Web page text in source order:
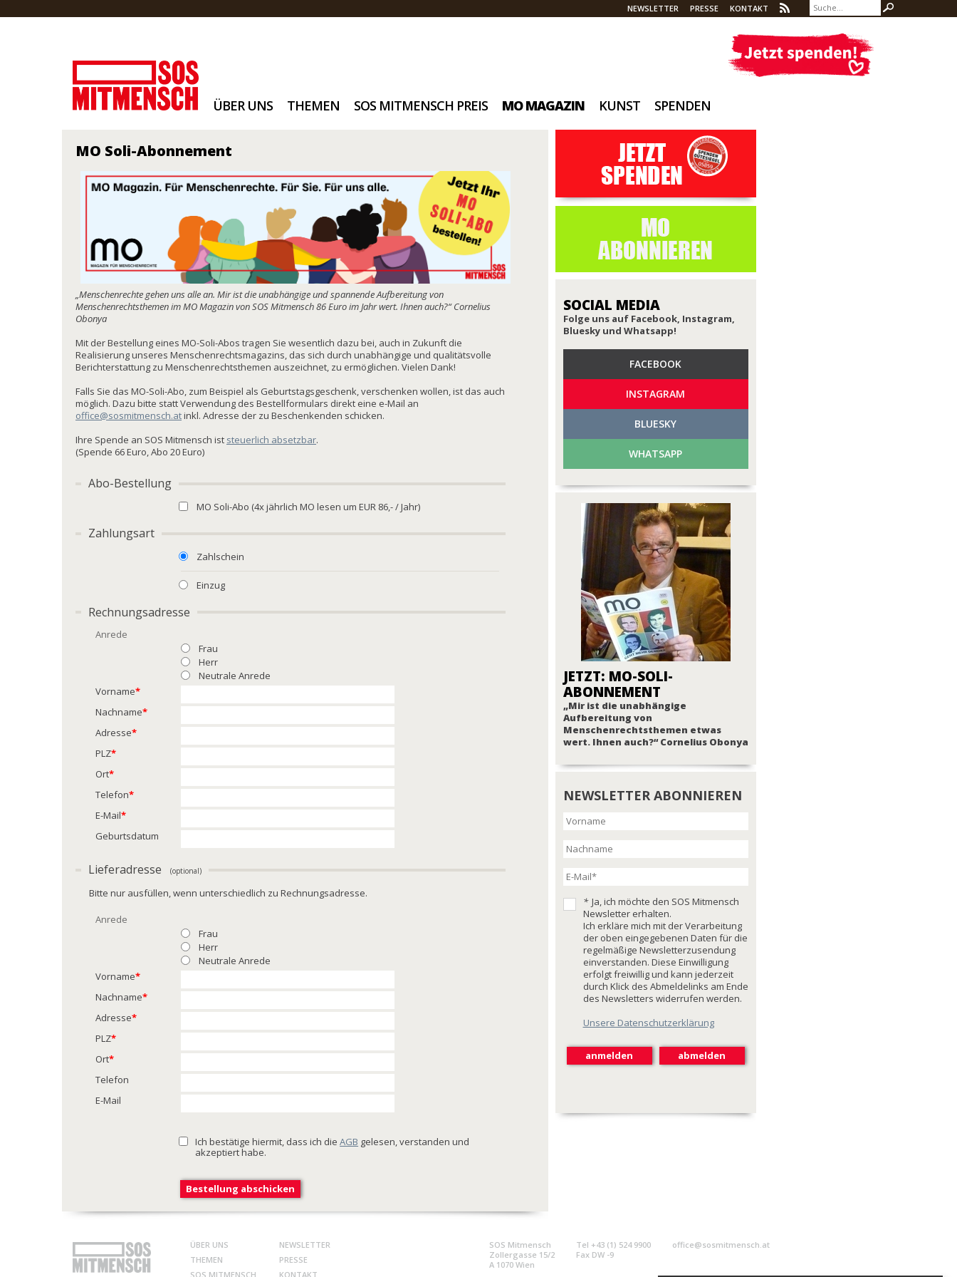
NEWSLETTER PRESSE KONTAKT
ÜBER UNS THEMEN SOS MITMENSCH PREIS MO MAGAZIN KUNST SPENDEN
MO Soli-Abonnement
„Menschenrechte gehen uns alle an. Mir ist die unabhängige und spannende Aufbereitung von
Menschenrechtsthemen im MO Magazin von SOS Mitmensch 86 Euro im Jahr wert. Ihnen auch?“ Cornelius
Obonya
Mit der Bestellung eines MO-Soli-Abos tragen Sie wesentlich dazu bei, auch in Zukunft die
Realisierung unseres Menschenrechtsmagazins, das sich durch unabhängige und qualitätsvolle
Berichterstattung zu Menschenrechtsthemen auszeichnet, zu ermöglichen. Vielen Dank!
Falls Sie das MO-Soli-Abo, zum Beispiel als Geburtstagsgeschenk, verschenken wollen, ist das auch
möglich. Dazu bitte statt Verwendung des Bestellformulars direkt eine e-Mail an
office@sosmitmensch.atinkl. Adresse der zu Beschenkenden schicken.
Ihre Spende an SOS Mitmensch ist steuerlich absetzbar.
(Spende 66 Euro, Abo 20 Euro)
Abo-Bestellung
MO Soli-Abo (4x jährlich MO lesen um EUR 86,- / Jahr)
Zahlungsart
Zahlschein
Einzug
Rechnungsadresse
Anrede
Frau
Herr
Neutrale Anrede
Vorname*
Nachname*
Adresse*
PLZ*
Ort*
Telefon*
E-Mail*
Geburtsdatum
Lieferadresse(optional)
Bitte nur ausfüllen, wenn unterschiedlich zu Rechnungsadresse.
Anrede
Frau
Herr
Neutrale Anrede
Vorname*
Nachname*
Adresse*
PLZ*
Ort*
Telefon
E-Mail
Ich bestätige hiermit, dass ich dieAGB gelesen, verstanden und
akzeptiert habe.
SOCIAL MEDIA
Folge uns auf Facebook, Instagram,
Bluesky und Whatsapp!
FACEBOOK
INSTAGRAM
BLUESKY
WHATSAPP
JETZT: MO-SOLI-
ABONNEMENT
„Mir ist die unabhängige
Aufbereitung von
Menschenrechtsthemen etwas
wert. Ihnen auch?“ Cornelius Obonya
NEWSLETTER ABONNIEREN
* Ja, ich möchte den SOS Mitmensch
Newsletter erhalten.
Ich erkläre mich mit der Verarbeitung
der oben eingegebenen Daten für die
regelmäßige Newsletterzusendung
einverstanden. Diese Einwilligung
erfolgt freiwillig und kann jederzeit
durch Klick des Abmeldelinks am Ende
des Newsletters widerrufen werden.
Unsere Datenschutzerklärung
ÜBER UNS
THEMEN
SOS MITMENSCH
NEWSLETTER
PRESSE
KONTAKT
SOS Mitmensch
Zollergasse 15/2
A 1070 Wien
Tel +43 (1) 524 9900
Fax DW -9
office@sosmitmensch.at